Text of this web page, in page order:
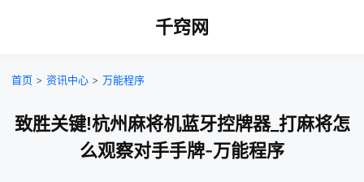
千窍网
首页 > 资讯中心 > 万能程序
致胜关键!杭州麻将机蓝牙控牌器_打麻将怎
么观察对手手牌-万能程序